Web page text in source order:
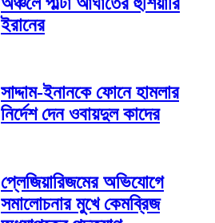
ইরানের
সাদ্দাম-ইনানকে ফোনে হামলার
নির্দেশ দেন ওবায়দুল কাদের
প্লেজিয়ারিজমের অভিযোগে
সমালোচনার মুখে কেমব্রিজ